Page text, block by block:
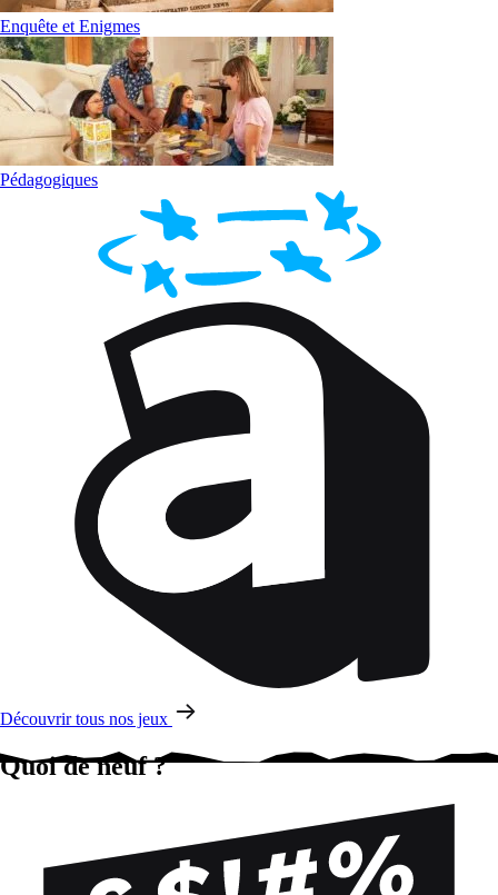
Enquête et Enigmes
Pédagogiques
Découvrir tous nos jeux
Quoi de neuf ?